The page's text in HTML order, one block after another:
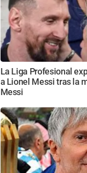
La Liga Profesional
a Lionel Messi tras la
Messi